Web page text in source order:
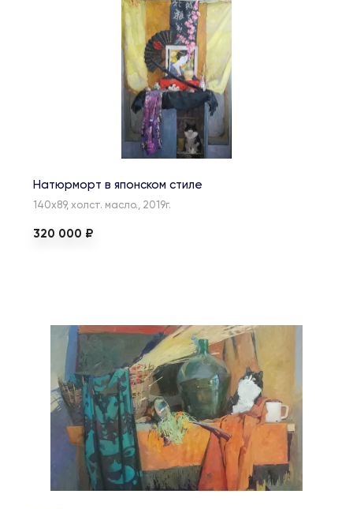
Натюрморт в японском стиле
140х89, холст. масло., 2019г.
320 000 ₽